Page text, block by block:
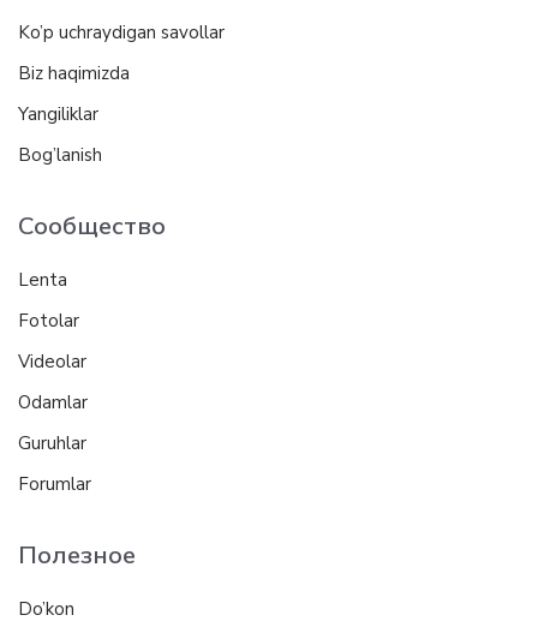
Ko’p uchraydigan savollar
Biz haqimizda
Yangiliklar
Bog’lanish
Сообщество
Lenta
Fotolar
Videolar
Odamlar
Guruhlar
Forumlar
Полезное
Do’kon